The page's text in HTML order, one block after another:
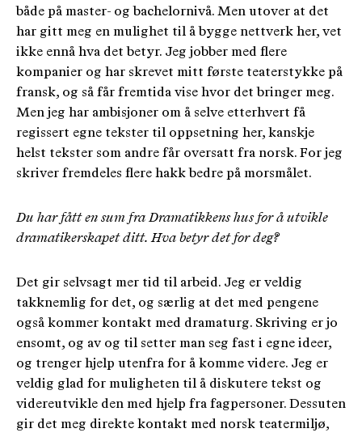
både på master- og bachelornivå. Men utover at det
har gitt meg en mulighet til å bygge nettverk her, vet
ikke ennå hva det betyr. Jeg jobber med flere
kompanier og har skrevet mitt første teaterstykke på
fransk, og så får fremtida vise hvor det bringer meg.
Men jeg har ambisjoner om å selve etterhvert få
regissert egne tekster til oppsetning her, kanskje
helst tekster som andre får oversatt fra norsk. For jeg
skriver fremdeles flere hakk bedre på morsmålet.
Du har fått en sum fra Dramatikkens hus for å utvikle
dramatikerskapet ditt. Hva betyr det for deg?
Det gir selvsagt mer tid til arbeid. Jeg er veldig
takknemlig for det, og særlig at det med pengene
også kommer kontakt med dramaturg. Skriving er jo
ensomt, og av og til setter man seg fast i egne ideer,
og trenger hjelp utenfra for å komme videre. Jeg er
veldig glad for muligheten til å diskutere tekst og
videreutvikle den med hjelp fra fagpersoner. Dessuten
gir det meg direkte kontakt med norsk teatermiljø,